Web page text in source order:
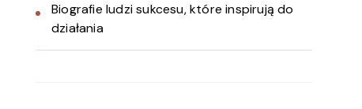
Biografie ludzi sukcesu, które inspirują do
działania